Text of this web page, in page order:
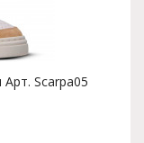
Scarpa05